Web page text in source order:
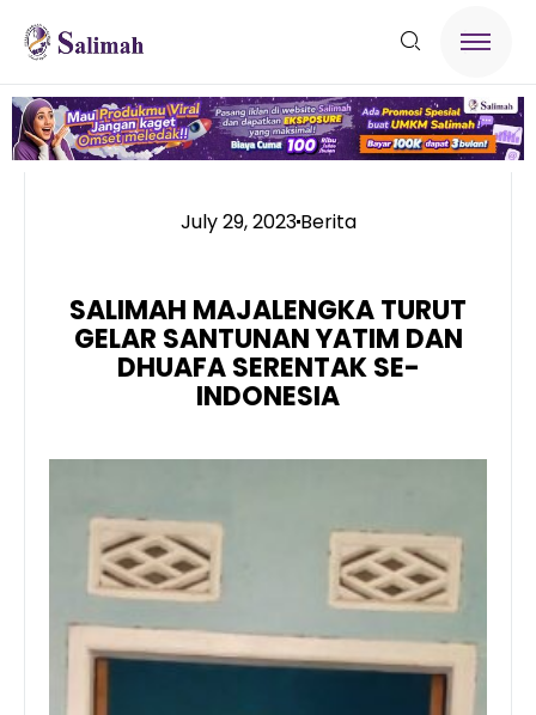
July 29, 2023Berita
SALIMAH MAJALENGKA TURUT
GELAR SANTUNAN YATIM DAN
DHUAFA SERENTAK SE-
INDONESIA